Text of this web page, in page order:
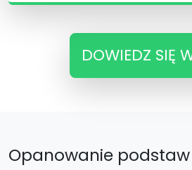
DOWIEDZ SIĘ
Opanowanie